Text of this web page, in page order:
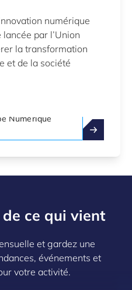
numérique
par l’Union
la transformation
et de la société
Numérique
ce qui vient
et gardez une
événements et
votre activité.